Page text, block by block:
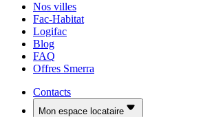
Nos villes
Fac-Habitat
Logifac
Blog
FAQ
Offres Smerra
Contacts
Mon espace locataire